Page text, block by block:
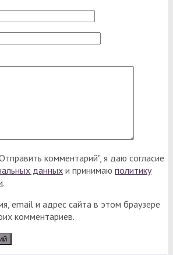
комментарий", я даю согласие
данных и принимаю политику
.
email и адрес сайта в этом браузере
комментариев.